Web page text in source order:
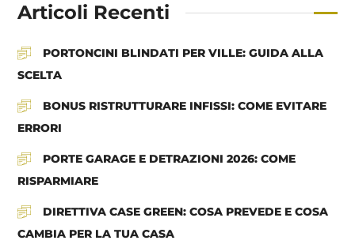
Articoli Recenti
PORTONCINI BLINDATI PER VILLE: GUIDA ALLA
SCELTA
BONUS RISTRUTTURARE INFISSI: COME EVITARE
ERRORI
PORTE GARAGE E DETRAZIONI 2026: COME
RISPARMIARE
DIRETTIVA CASE GREEN: COSA PREVEDE E COSA
CAMBIA PER LA TUA CASA